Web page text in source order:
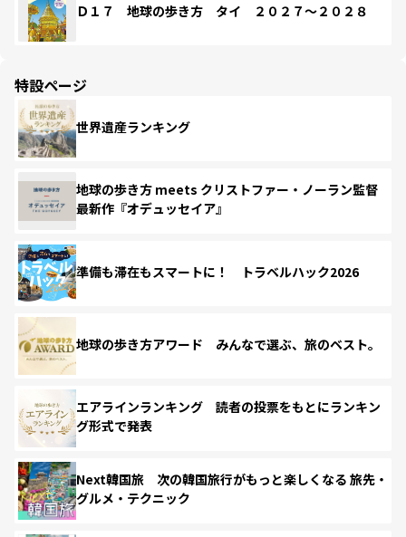
Ｄ１７ 地球の歩き方 タイ ２０２７～２０２８
特設ページ
世界遺産ランキング
地球の歩き方 meets クリストファー・ノーラン監督
最新作『オデュッセイア』
準備も滞在もスマートに！ トラベルハック2026
地球の歩き方アワード みんなで選ぶ、旅のベスト。
エアラインランキング 読者の投票をもとにランキン
グ形式で発表
Next韓国旅 次の韓国旅行がもっと楽しくなる 旅先・
グルメ・テクニック